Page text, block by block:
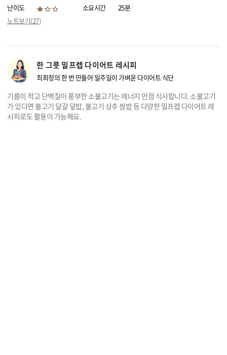
난이도 소요시간
25분
노트보기(27)
한 그릇 밀프렙 다이어트 레시피
최희정의 한 번 만들어 일주일이 가벼운 다이어트 식단
기름이 적고 단백질이 풍부한 소불고기는 에너지 만점 식사랍니다. 소불고기
가 있다면 불고기 달걀 덮밥, 불고기 상추 쌈밥 등 다양한 밀프렙 다이어트 레
시피로도 활용이 가능해요.